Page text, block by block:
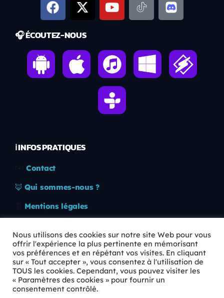
🎧 ÉCOUTEZ-NOUS
ℹ️ INFOS PRATIQUES
Contact
🦊 Qui sommes-nous ?
Mentions légales
🛡️ RGPD
Copyright © 2026 Animkids. Tous droits réservés.
Nous utilisons des cookies sur notre site Web pour vous
offrir l'expérience la plus pertinente en mémorisant
vos préférences et en répétant vos visites. En cliquant
sur « Tout accepter », vous consentez à l'utilisation de
TOUS les cookies. Cependant, vous pouvez visiter les
« Paramètres des cookies » pour fournir un
consentement contrôlé.